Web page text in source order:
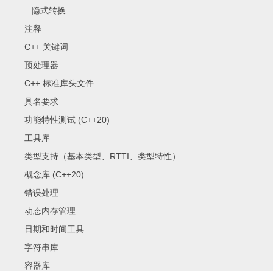
隐式转换
注释
C++ 关键词
预处理器
C++ 标准库头文件
具名要求
功能特性测试 (C++20)
工具库
类型支持（基本类型、RTTI、类型特性）
概念库 (C++20)
错误处理
动态内存管理
日期和时间工具
字符串库
容器库